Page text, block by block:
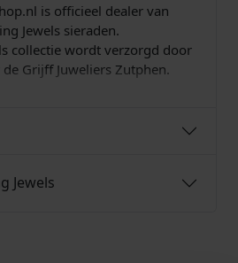
is officieel dealer van
Jewels sieraden.
collectie wordt verzorgd door
Grijff Juweliers Zutphen.
Jewels